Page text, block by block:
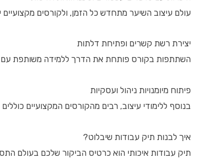
עולם עיצוב השיער מתחדש כל הזמן, ולקורסים
יצירת רשת קשרים ופתיחת דלתות
השתתפות בקורס פותחת את הדרך ללמידה משותפת עם
פיתוח מיומנויות ניהול ועסקיות
בנוסף ללימודי עיצוב, רבים מהקורסים המקצועיים
איך לבנות תיק עבודות שיבלוט?
תיק עבודות איכותי הוא כרטיס הביקור שלכם בעולם